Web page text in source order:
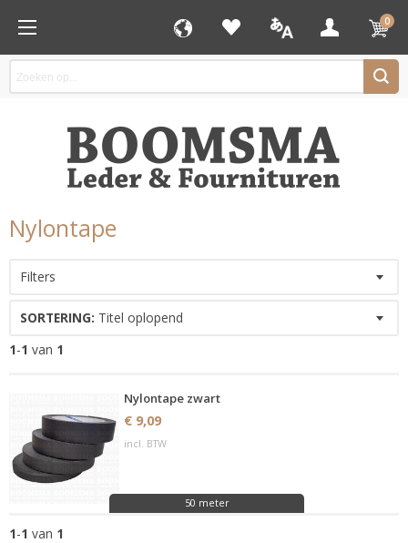
0
Nylontape
Filters
SORTERING: Titel oplopend
1-1 van 1
Nylontape zwart
€ 9,09
incl. BTW
50 meter
1-1 van 1